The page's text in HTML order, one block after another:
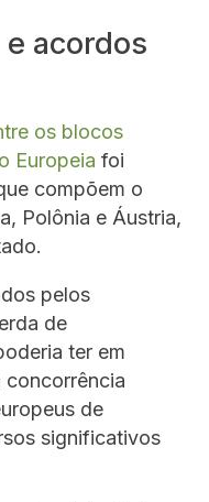
acordos
os blocos
Europeia foi
compõem o
Polônia e Áustria,
pelos
de
ter em
concorrência
de
significativos